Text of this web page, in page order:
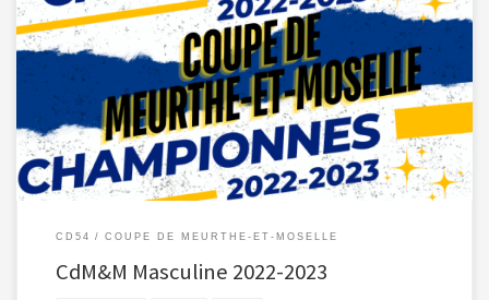
La Coupe Masculine de Meurthe-et-Moselle est une compétition annuelle
qui […]
CD54 COUPE DE MEURTHE-ET-MOSELLE
CdM&M Masculine 2022-2023